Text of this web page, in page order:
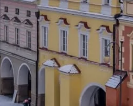
ェゴビナ セルビア
2026年11月
日 火
木
1
4